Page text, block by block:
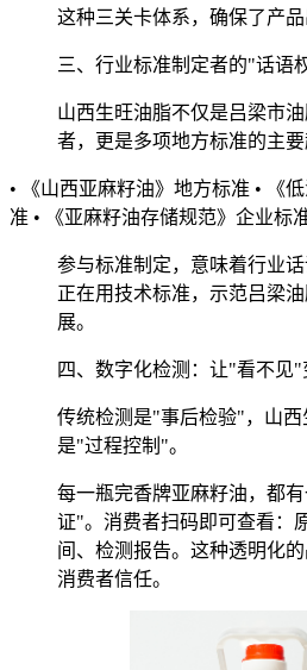
这种三关卡体系，确保了产品
三、行业标准制定者的"话语
山西生旺油脂不仅是吕梁市
者，更是多项地方标准的主要
• 《山西亚麻籽油》地方标准 • 《
准 • 《亚麻籽油存储规范》企业标
参与标准制定，意味着行业
正在用技术标准，示范吕梁
展。
四、数字化检测：让"看不见
传统检测是"事后检验"，山西
是"过程控制"。
每一瓶完香牌亚麻籽油，都
证"。消费者扫码即可查看：
间、检测报告。这种透明化
消费者信任。